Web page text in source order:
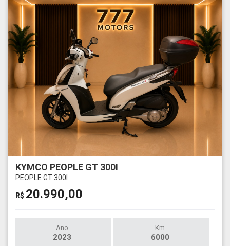
KYMCO PEOPLE GT 300I
PEOPLE GT 300I
R$ 20.990,00
Ano
2023
Km
6000